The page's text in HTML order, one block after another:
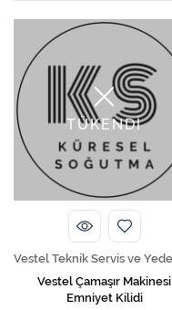
TÜKENDİ
Vestel Çamaşır Makinesi
Emniyet Kilidi